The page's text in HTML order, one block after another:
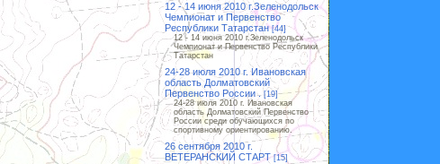
12 - 14 июня 2010 г.Зеленодольск
Чемпионат и Первенство
Республики Татарстан [44]
12 - 14 июня 2010 г.Зеленодольск
Чемпионат и Первенство Республики
Татарстан
24-28 июля 2010 г. Ивановская
область Долматовский
Первенство России . [19]
24-28 июля 2010 г. Ивановская
область Долматовский Первенство
России среди обучающихся по
спортивному ориентированию.
26 сентября 2010 г.
ВЕТЕРАНСКИЙ СТАРТ [15]